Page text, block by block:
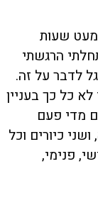
שעות
הרגשתי
לדבר על זה.
כל כך בעניין
מדי פעם
כיורים וכל
פנימי,